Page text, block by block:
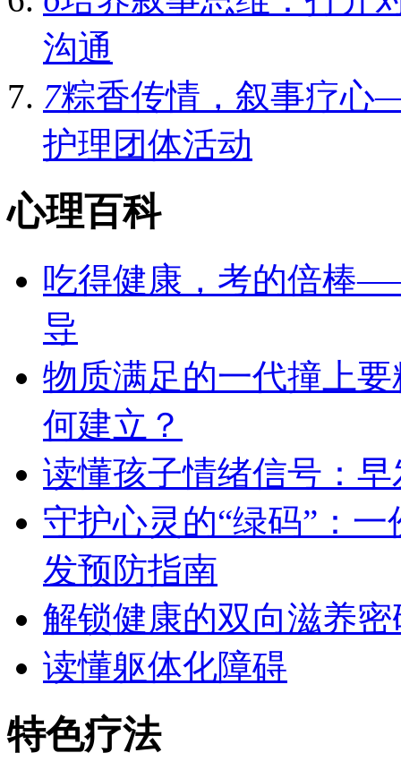
沟通
7粽香传情，叙事疗心
护理团体活动‌
心理百科
吃得健康，考的倍棒
导
物质满足的一代撞上
何建立？
读懂孩子情绪信号：
守护心灵的“绿码”：
发预防指南
解锁健康的双向滋养密
读懂躯体化障碍
特色疗法